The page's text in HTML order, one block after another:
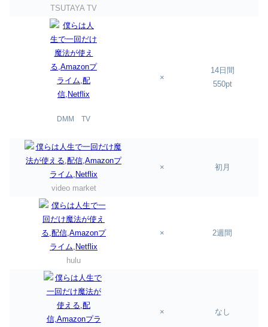
TSUTAYA TV
DMM TV
×
14日間
550pt
video market
× 初月
hulu
× 2週間
× なし